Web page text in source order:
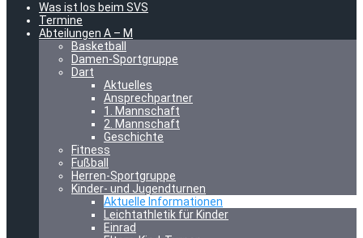
Was ist los beim SVS
Termine
Abteilungen A – M
Basketball
Damen-Sportgruppe
Dart
Aktuelles
Ansprechpartner
1. Mannschaft
2. Mannschaft
Geschichte
Fitness
Fußball
Herren-Sportgruppe
Kinder- und Jugendturnen
Aktuelle Informationen
Leichtathletik für Kinder
Einrad